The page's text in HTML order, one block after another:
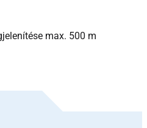
max. 500 m